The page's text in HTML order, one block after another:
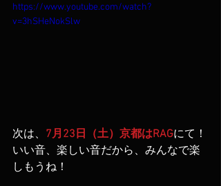
https://www.youtube.com/watch?
v=3hSHeNokSlw
次は、 7月23日（土）京都はRAGにて！
いい音、楽しい音だから、みんなで楽
しもうね！